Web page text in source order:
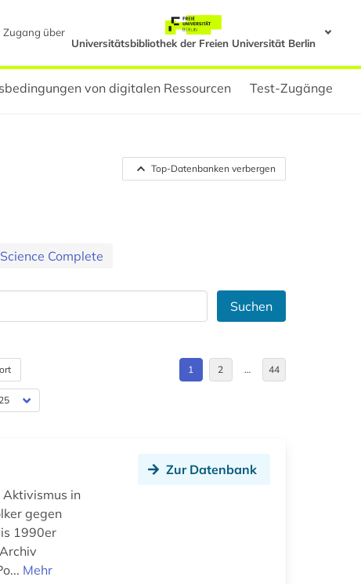
Zugang über
Universitätsbibliothek der Freien Universität Berlin
von digitalen Ressourcen Test-Zugänge
Top-Datenbanken verbergen
Complete
Suchen
1 2 … 44
in
gegen
1990er
Mehr
Zur Datenbank